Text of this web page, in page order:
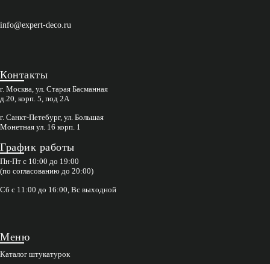
info@expert-deco.ru
Контакты
г. Москва, ул. Старая Басманная
д.20, корп. 5, под 2А
г. Санкт-Петебург, ул. Большая
Монетная ул. 16 корп. 1
График работы
Пн-Пт с 10:00 до 19:00
(по согласованию до 20:00)
Сб с 11:00 до 16:00, Вс выходной
Меню
Каталог штукатурок